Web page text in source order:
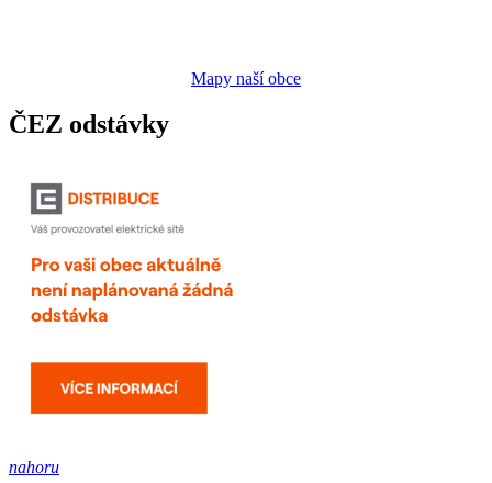
Mapy naší obce
ČEZ odstávky
nahoru